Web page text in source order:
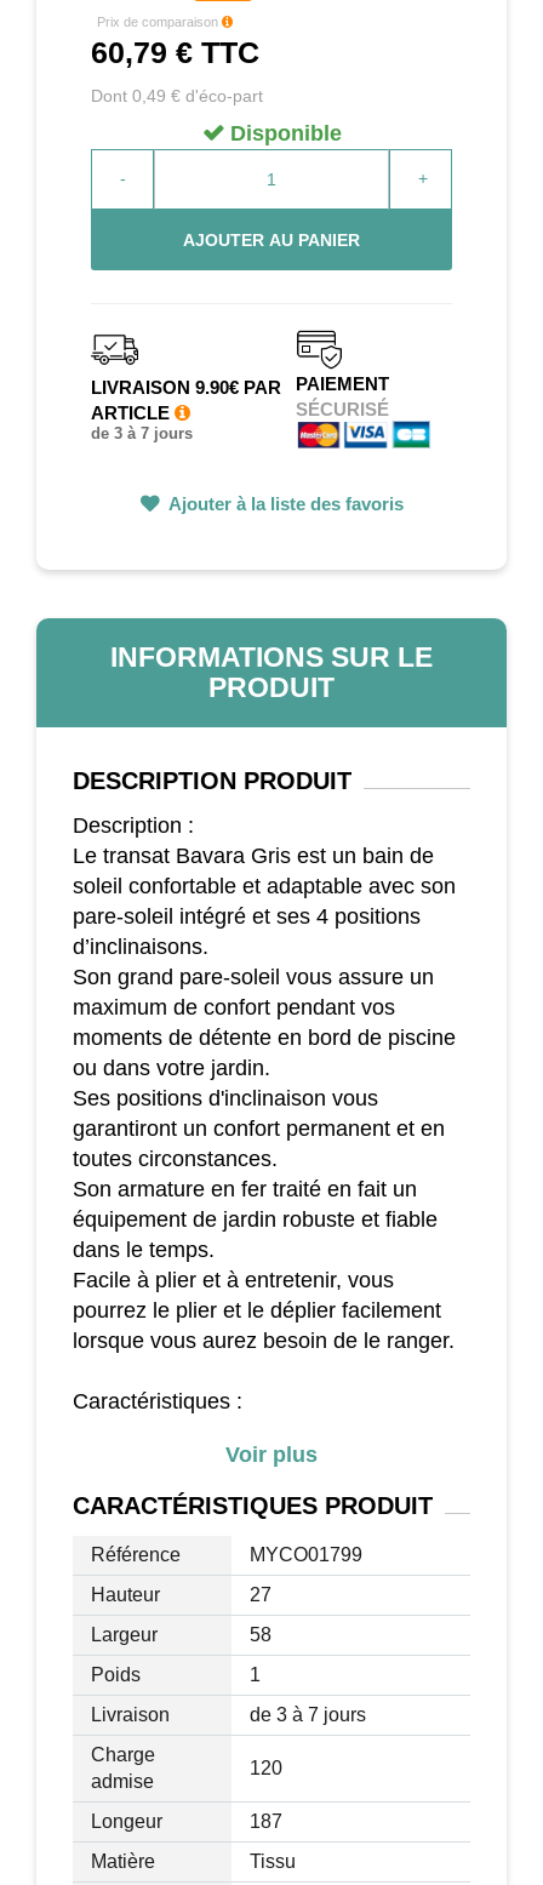
Prix de comparaison
60,79 € TTC
Dont 0,49 € d'éco-part
Disponible
- +
AJOUTER AU PANIER
LIVRAISON 9.90€ PAR
ARTICLE
de 3 à 7 jours
PAIEMENT
SÉCURISÉ
Ajouter à la liste des favoris
INFORMATIONS SUR LE
PRODUIT
DESCRIPTION PRODUIT
Description :
Le transat Bavara Gris est un bain de
soleil confortable et adaptable avec son
pare-soleil intégré et ses 4 positions
d’inclinaisons.
Son grand pare-soleil vous assure un
maximum de confort pendant vos
moments de détente en bord de piscine
ou dans votre jardin.
Ses positions d'inclinaison vous
garantiront un confort permanent et en
toutes circonstances.
Son armature en fer traité en fait un
équipement de jardin robuste et fiable
dans le temps.
Facile à plier et à entretenir, vous
pourrez le plier et le déplier facilement
lorsque vous aurez besoin de le ranger.
Caractéristiques :
Matériaux: Tube de fer
Pare-soleil amovible et réglable
Inclinaison du dossier ajustable sur 4
positions
Dimensions étendues: 187L x 58l x
27H(cm)
Dimensions pliées: 72L x 14l x 59H(cm)
Dimensions du pare-soleil: 42L x 50l(cm)
Hauteur maximum du pare-soleil: 105cm
Charge max: 120kg
Voir plus
CARACTÉRISTIQUES PRODUIT
Référence
MYCO01799
Hauteur
27
Largeur
58
Poids
1
Livraison
de 3 à 7 jours
Charge
admise
120
Longeur
187
Matière
Tissu